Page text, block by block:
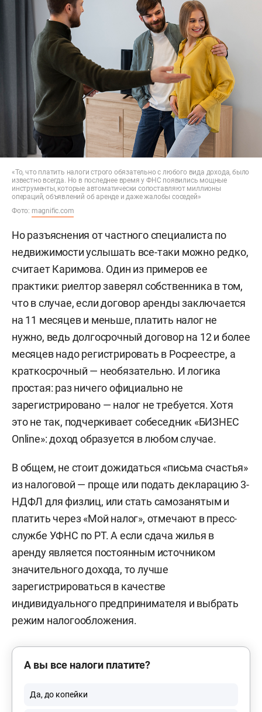
«То, что платить налоги строго обязательно с любого вида дохода, было
известно всегда. Но в последнее время у ФНС появились мощные
инструменты, которые автоматически сопоставляют миллионы
операций, объявлений об аренде и даже жалобы соседей»
Фото: magnific.com
Но разъяснения от частного специалиста по
недвижимости услышать все-таки можно редко,
считает Каримова. Один из примеров ее
практики: риелтор заверял собственника в том,
что в случае, если договор аренды заключается
на 11 месяцев и меньше, платить налог не
нужно, ведь долгосрочный договор на 12 и более
месяцев надо регистрировать в Росреестре, а
краткосрочный — необязательно. И логика
простая: раз ничего официально не
зарегистрировано — налог не требуется. Хотя
это не так, подчеркивает собеседник «БИЗНЕС
Online»: доход образуется в любом случае.
В общем, не стоит дожидаться «письма счастья»
из налоговой — проще или подать декларацию 3-
НДФЛ для физлиц, или стать самозанятым и
платить через «Мой налог», отмечают в пресс-
службе УФНС по РТ. А если сдача жилья в
аренду является постоянным источником
значительного дохода, то лучше
зарегистрироваться в качестве
индивидуального предпринимателя и выбрать
режим налогообложения.
А вы все налоги платите?
Да, до копейки